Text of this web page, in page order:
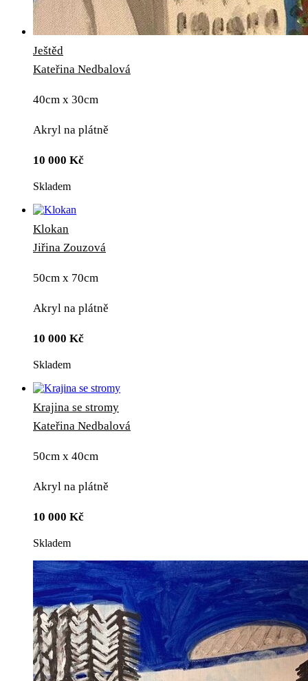
Ještěd
Kateřina Nedbalová
40cm x 30cm
Akryl na plátně
10 000 Kč
Skladem
Klokan
Jiřina Zouzová
50cm x 70cm
Akryl na plátně
10 000 Kč
Skladem
Krajina se stromy
Kateřina Nedbalová
50cm x 40cm
Akryl na plátně
10 000 Kč
Skladem